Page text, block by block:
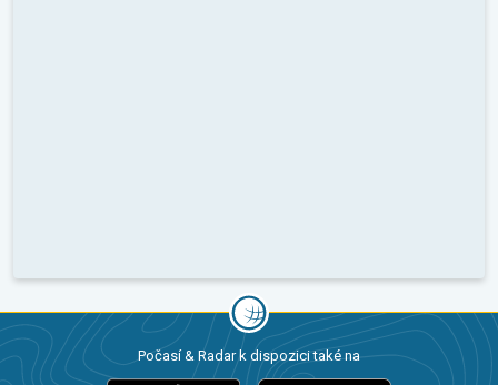
Počasí & Radar k dispozici také na